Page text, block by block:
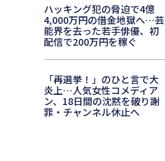
ハッキング犯の脅迫で4億
4,000万円の借金地獄へ…芸
能界を去った若手俳優、初
配信で200万円を稼ぐ
「再選挙！」のひと言で大
炎上…人気女性コメディア
ン、18日間の沈黙を破り謝
罪・チャンネル休止へ